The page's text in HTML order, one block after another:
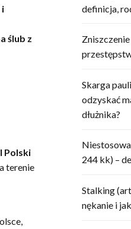
i
ślub z
Polski
terenie
definicja,
Skarga
odzyskać
dłużnika?
244 kk) –
Stalking
nękanie i